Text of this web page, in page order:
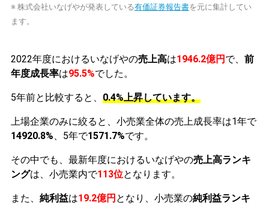
※ 株式会社いなげやが発表している有価証券報告書を元に集計してい
ます。
2022年度におけるいなげやの売上高は1946.2億円 で、 前
年度成長率は95.5%でした。
5年前と比較すると、 0.4%上昇しています。
上場企業のみに絞ると、小売業全体の売上成長率は1年で
14920.8%、5年で1571.7%です。
その中でも、最新年度におけるいなげやの売上高ランキ
ングは、小売業内で113位となります。
また、 純利益は19.2億円 となり、小売業の純利益ランキ